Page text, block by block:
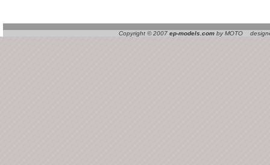
Copyright © 2007 ep-models.com by MOTO